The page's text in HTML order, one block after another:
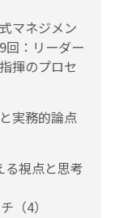
マネジメン
回：リーダー
揮のプロセ
実務的論点
る視点と思考
（4）